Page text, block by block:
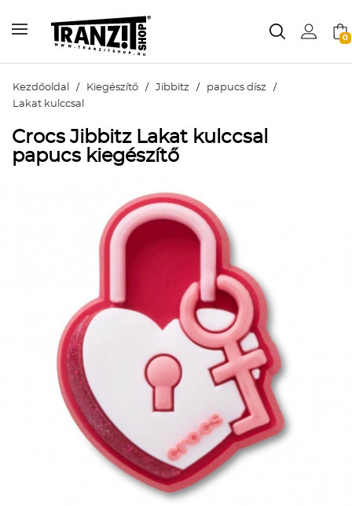
0
Kezdőoldal / Kiegészítő / Jibbitz / papucs dísz /
Lakat kulccsal
Crocs Jibbitz Lakat kulccsal
papucs kiegészítő